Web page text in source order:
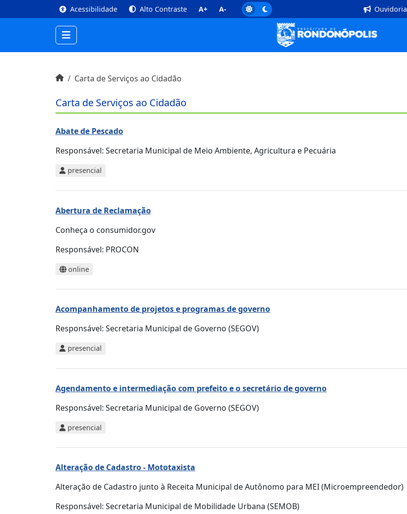
Conteúdo [1] Menu Principal [2] Busca [3] Rodapé [4]
Acessibilidade Alto Contraste A+ A- Ouvidoria
Início do conteúdoInícioCarta de Serviços ao Cidadão
Carta de Serviços ao Cidadão
Abate de Pescado
Responsável: Secretaria Municipal de Meio Ambiente, Agricultura e Pecuária
presencial
Abertura de Reclamação
Conheça o consumidor.gov
Responsável: PROCON
online
Acompanhamento de projetos e programas de governo
Responsável: Secretaria Municipal de Governo (SEGOV)
presencial
Agendamento e intermediação com prefeito e o secretário de governo
Responsável: Secretaria Municipal de Governo (SEGOV)
presencial
Alteração de Cadastro - Mototaxista
Alteração de Cadastro junto à Receita Municipal de Autônomo para MEI (Microempreendedor)
Responsável: Secretaria Municipal de Mobilidade Urbana (SEMOB)